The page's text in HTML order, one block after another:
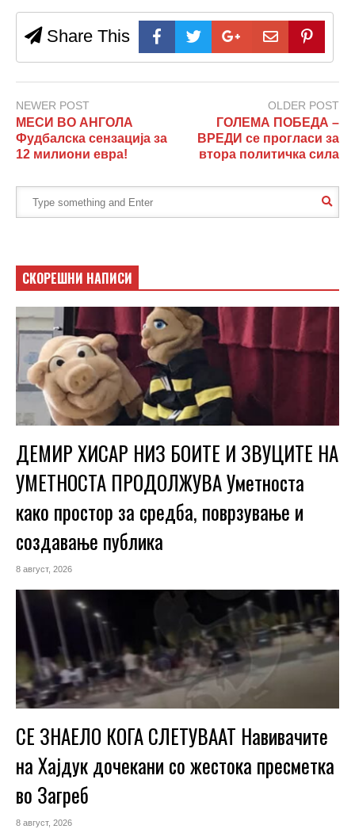
Share This
NEWER POST
МЕСИ ВО АНГОЛА
Фудбалска сензација за
12 милиони евра!
OLDER POST
ГОЛЕМА ПОБЕДА –
ВРЕДИ се прогласи за
втора политичка сила
СКОРЕШНИ НАПИСИ
ДЕМИР ХИСАР НИЗ БОИТЕ И ЗВУЦИТЕ НА
УМЕТНОСТА ПРОДОЛЖУВА Уметноста
како простор за средба, поврзување и
создавање публика
8 август, 2026
СЕ ЗНАЕЛО КОГА СЛЕТУВААТ Навивачите
на Хајдук дочекани со жестока пресметка
во Загреб
8 август, 2026